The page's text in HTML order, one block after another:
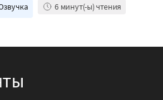
6 минут(-ы) чтения